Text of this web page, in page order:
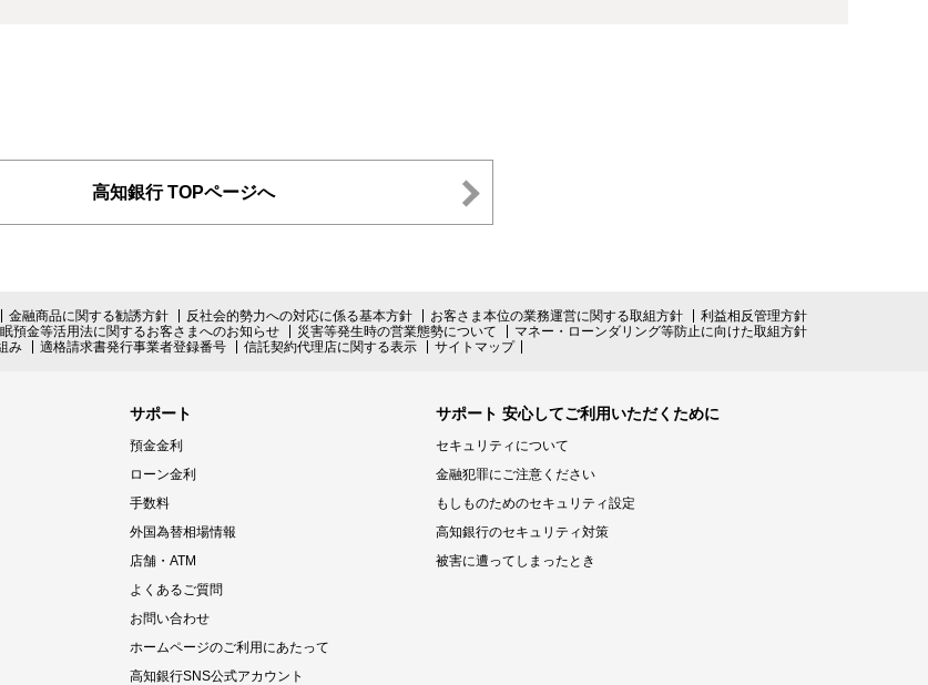
高知銀行 TOPページへ
金融商品に関する勧誘方針 反社会的勢力への対応に係る基本方針 お客さま本位の業務運営に関する取組方針
利益相反管理方針
預金等活用法に関するお客さまへのお知らせ 災害等発生時の営業態勢について
マネー・ローンダリング等防止に向けた取組方針
み 適格請求書発行事業者登録番号 信託契約代理店に関する表示 サイトマップ
サポート
預金金利
ローン金利
手数料
外国為替相場情報
店舗・ATM
よくあるご質問
お問い合わせ
ホームページのご利用にあたって
高知銀行SNS公式アカウント
サポート 安心してご利用いただくために
セキュリティについて
金融犯罪にご注意ください
もしものためのセキュリティ設定
高知銀行のセキュリティ対策
被害に遭ってしまったとき